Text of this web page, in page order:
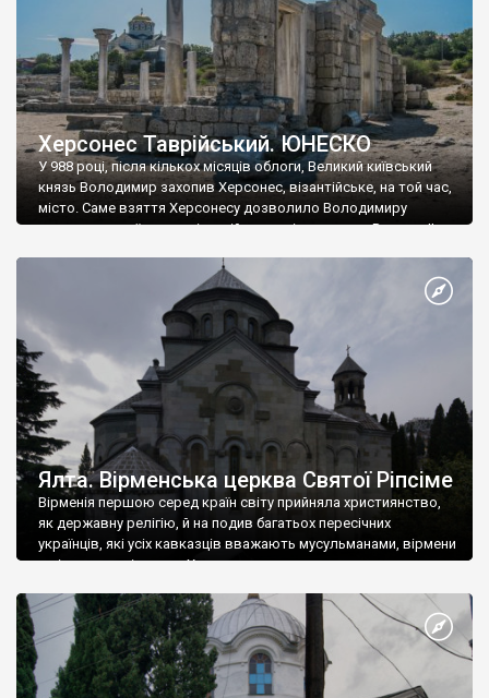
Херсонес Таврійський. ЮНЕСКО
У 988 році, після кількох місяців облоги, Великий київський
князь Володимир захопив Херсонес, візантійське, на той час,
місто. Саме взяття Херсонесу дозволило Володимиру
диктувати свої умови візантійському імператору Василю ІІ, та
Херсонесі Володимир-язичник, став Василем-християнином.
А потім було Хрещення Русі. На честь Херсонесу Таврійського
Ялта. Вірменська церква Святої Ріпсіме
Вірменія першою серед країн світу прийняла християнство,
як державну релігію, й на подив багатьох пересічних
українців, які усіх кавказців вважають мусульманами, вірмени
є відданими вірянами Христа